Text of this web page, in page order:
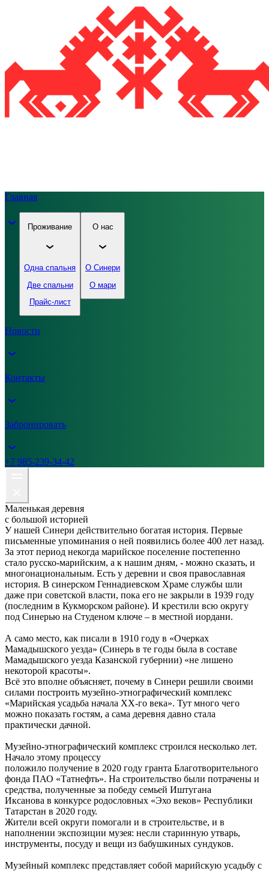
Главная
Проживание
Одна спальня
Две спальни
Прайс-лист
О нас
О Синери
О мари
Новости
Контакты
Забронировать
+7 985-239-34-42
Маленькая деревня
с большой историей
У нашей Синери действительно богатая история. Первые
письменные упоминания о ней появились более 400 лет назад.
За этот период некогда марийское поселение постепенно
стало русско-марийским, а к нашим дням, - можно сказать, и
многонациональным. Есть у деревни и своя православная
история. В синерском Геннадиевском Храме службы шли
даже при советской власти, пока его не закрыли в 1939 году
(последним в Кукморском районе). И крестили всю округу
под Синерью на Студеном ключе – в местной иордани.
А само место, как писали в 1910 году в «Очерках
Мамадышского уезда» (Синерь в те годы была в составе
Мамадышского уезда Казанской губернии) «не лишено
некоторой красоты».
Всё это вполне объясняет, почему в Синери решили своими
силами построить музейно-этнографический комплекс
«Марийская усадьба начала ХХ-го века». Тут много чего
можно показать гостям, а сама деревня давно стала
практически дачной.
Музейно-этнографический комплекс строился несколько лет.
Начало этому процессу
положило получение в 2020 году гранта Благотворительного
фонда ПАО «Татнефть». На строительство были потрачены и
средства, полученные за победу семьей Иштугана
Иксанова в конкурсе родословных «Эхо веков» Республики
Татарстан в 2020 году.
Жители всей округи помогали и в строительстве, и в
наполнении экспозиции музея: несли старинную утварь,
инструменты, посуду и вещи из бабушкиных сундуков.
Музейный комплекс представляет собой марийскую усадьбу с